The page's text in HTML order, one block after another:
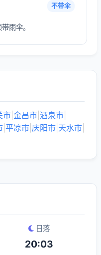
不带伞
雨伞。
市 金昌市 酒泉市
平凉市 庆阳市 天水市
日落
20:03